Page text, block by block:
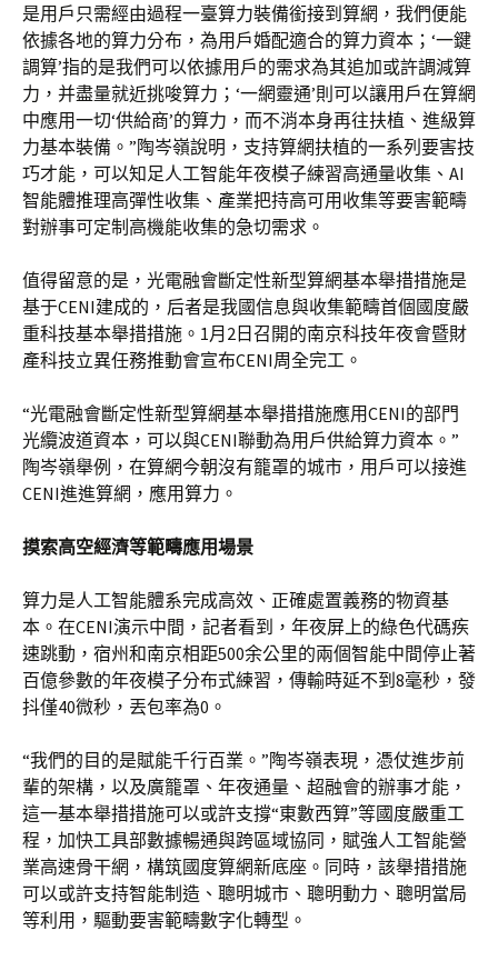
是用戶只需經由過程一臺算力裝備銜接到算網，我們便能
依據各地的算力分布，為用戶婚配適合的算力資本；‘一鍵
調算’指的是我們可以依據用戶的需求為其追加或許調減算
力，并盡量就近挑唆算力；‘一網靈通’則可以讓用戶在算網
中應用一切‘供給商’的算力，而不消本身再往扶植、進級算
力基本裝備。”陶岑嶺說明，支持算網扶植的一系列要害技
巧才能，可以知足人工智能年夜模子練習高通量收集、AI
智能體推理高彈性收集、產業把持高可用收集等要害範疇
對辦事可定制高機能收集的急切需求。
值得留意的是，光電融會斷定性新型算網基本舉措措施是
基于CENI建成的，后者是我國信息與收集範疇首個國度嚴
重科技基本舉措措施。1月2日召開的南京科技年夜會暨財
產科技立異任務推動會宣布CENI周全完工。
“光電融會斷定性新型算網基本舉措措施應用CENI的部門
光纜波道資本，可以與CENI聯動為用戶供給算力資本。”
陶岑嶺舉例，在算網今朝沒有籠罩的城市，用戶可以接進
CENI進進算網，應用算力。
摸索高空經濟等範疇應用場景
算力是人工智能體系完成高效、正確處置義務的物資基
本。在CENI演示中間，記者看到，年夜屏上的綠色代碼疾
速跳動，宿州和南京相距500余公里的兩個智能中間停止著
百億參數的年夜模子分布式練習，傳輸時延不到8毫秒，發
抖僅40微秒，丟包率為0。
“我們的目的是賦能千行百業。”陶岑嶺表現，憑仗進步前
輩的架構，以及廣籠罩、年夜通量、超融會的辦事才能，
這一基本舉措措施可以或許支撐“東數西算”等國度嚴重工
程，加快工具部數據暢通與跨區域協同，賦強人工智能營
業高速骨干網，構筑國度算網新底座。同時，該舉措措施
可以或許支持智能制造、聰明城市、聰明動力、聰明當局
等利用，驅動要害範疇數字化轉型。